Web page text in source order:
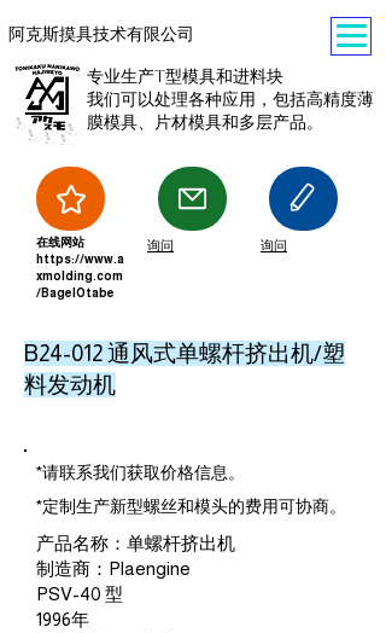
询问 询问
在线网站
https://www.a
xmolding.com
/BagelOtabe
阿克斯摸具技术有限公司
专业生产T型模具和进料块
我们可以处理各种应用，包括高精度薄
膜模具、片材模具和多层产品。
B24-012 通风式单螺杆挤出机/塑
料发动机
*请联系我们获取价格信息。
*定制生产新型螺丝和模头的费用可协商。
产品名称：单螺杆挤出机
制造商：Plaengine
PSV-40 型
1996年